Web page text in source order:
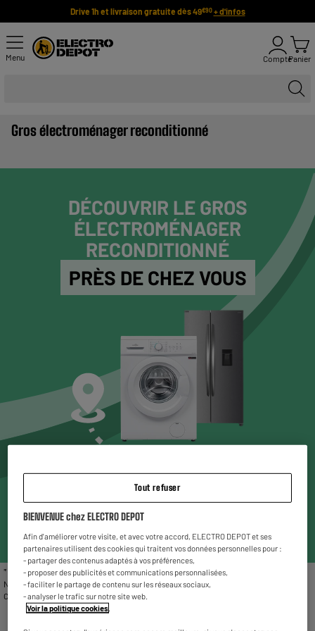
Drive 1h et livraison gratuite dès 49€90 + d'infos
Menu ComptePanier
Gros électroménager reconditionné
DÉCOUVRIR LE GROS
ÉLECTROMÉNAGER
RECONDITIONNÉ
PRÈS DE CHEZ VOUS
Choisissez un magasin* pour voir les produits
disponibles
Entrez votre code postal ou ville
* Liste des magasins proposant le gros électroménager reconditionné : Chambéry,
Nîmes, Vitrolles, Fleury Mérogis, Villetaneuse, Valenciennes, Reims La Neuvillette,
Charleville-Mézières et Rivesaltes.
Tout refuser
BIENVENUE chez ELECTRO DEPOT
Afin d'améliorer votre visite, et avec votre accord, ELECTRO DEPOT et ses
partenaires utilisent des cookies qui traitent vos données personnelles pour :
- partager des contenus adaptés à vos préférences,
- proposer des publicités et communications personnalisées,
- faciliter le partage de contenu sur les réseaux sociaux,
- analyser le trafic sur notre site web.
Voir la politique cookies